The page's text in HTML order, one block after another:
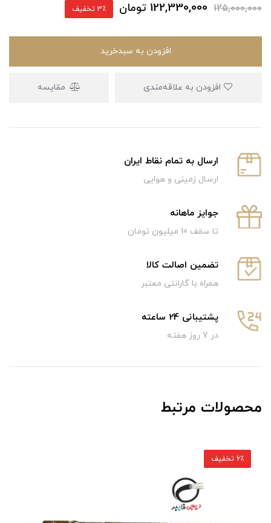
125,000,000
122,330,000 تومان 3٪ تخفیف
افزودن به سبدخرید
مقایسه
ارسال به تمام نقاط ایران
ارسال زمینی و هوایی
جوایز ماهانه
تا سقف 10 میلیون تومان
تضمین اصالت کالا
همراه با گارانتی معتبر
پشتیبانی 24 ساعته
در 7 روز هفته
محصولات مرتبط